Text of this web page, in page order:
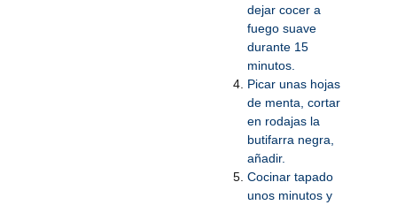
dejar cocer a
fuego suave
durante 15
minutos.
Picar unas hojas
de menta, cortar
en rodajas la
butifarra negra,
añadir.
Cocinar tapado
unos minutos y